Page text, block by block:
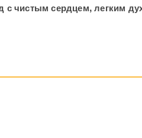
чистым сердцем, легким